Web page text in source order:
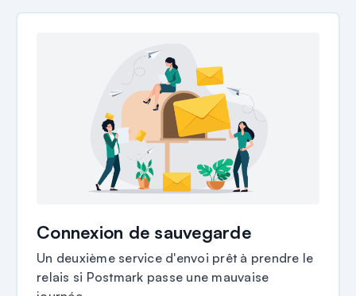
Connexion de sauvegarde
Un deuxième service d'envoi prêt à prendre le
relais si Postmark passe une mauvaise